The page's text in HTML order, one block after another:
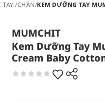
TAY /CHÂN/KEM DƯỠNG TAY
MUMCHIT
Kem Dưỡng Tay
Cream Baby